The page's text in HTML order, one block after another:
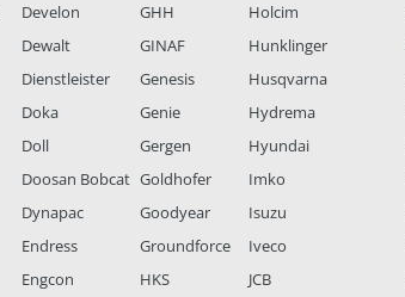
Develon
Dewalt
Dienstleister
Doka
Doll
Doosan Bobcat
Dynapac
Endress
Engcon
GHH
GINAF
Genesis
Genie
Gergen
Goldhofer
Goodyear
Groundforce
HKS
Holcim
Hunklinger
Husqvarna
Hydrema
Hyundai
Imko
Isuzu
Iveco
JCB